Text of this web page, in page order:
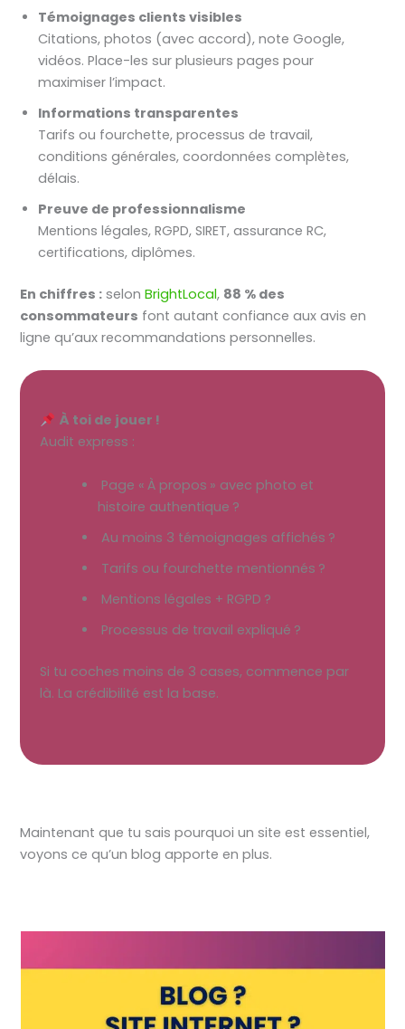
Témoignages clients visibles
Citations, photos (avec accord), note Google,
vidéos. Place-les sur plusieurs pages pour
maximiser l’impact.
Informations transparentes
Tarifs ou fourchette, processus de travail,
conditions générales, coordonnées complètes,
délais.
Preuve de professionnalisme
Mentions légales, RGPD, SIRET, assurance RC,
certifications, diplômes.
En chiffres : selonBrightLocal, 88 % des
consommateurs font autant confiance aux avis en
ligne qu’aux recommandations personnelles.
À toi de jouer !
Audit express :
 Page « À propos » avec photo et
histoire authentique ?
 Au moins 3 témoignages affichés ?
 Tarifs ou fourchette mentionnés ?
 Mentions légales + RGPD ?
 Processus de travail expliqué ?
Si tu coches moins de 3 cases, commence par
là. La crédibilité est la base.
Maintenant que tu sais pourquoi un site est essentiel,
voyons ce qu’un blog apporte en plus.